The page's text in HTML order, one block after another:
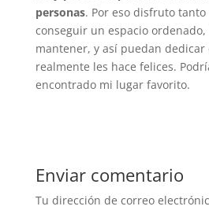
personas. Por eso disfruto
conseguir un espacio
mantener, y así puedan
realmente les hace felices.
encontrado mi lugar favorito.
Enviar comentario
Tu dirección de correo